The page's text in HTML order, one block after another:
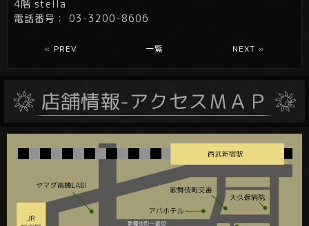
4階 stella
電話番号： 03-3200-8606
« PREV 一覧 NEXT »